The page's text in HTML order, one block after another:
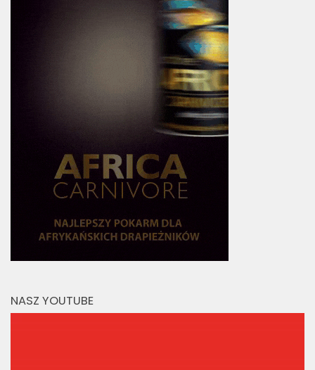
NASZ YOUTUBE